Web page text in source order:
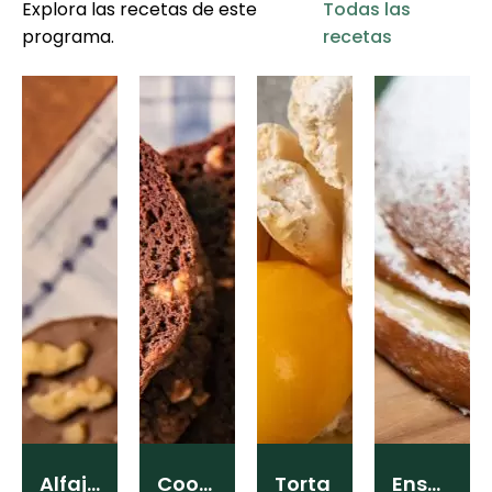
Explora las recetas de este
programa.
Todas las
recetas
Alfajor
Cookies
Torta
Ensaimada